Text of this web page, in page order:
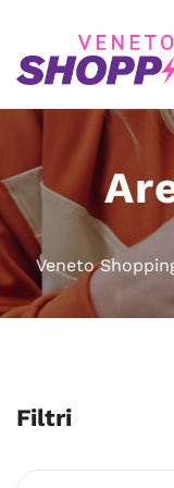
Veneto
Filtri